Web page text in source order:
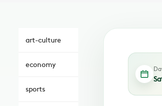
art-culture
economy
sports